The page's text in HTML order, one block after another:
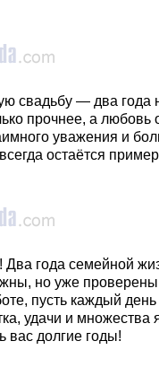
свадьбу — два года
прочнее, а любовь
уважения и
остаётся
Два года семейной
но уже
пусть каждый
удачи и множества
вас долгие годы!